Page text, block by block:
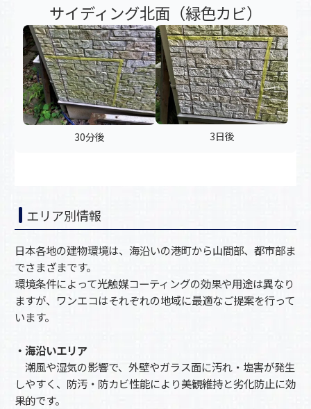
サイディング北面（緑色カビ）
30分後 3日後
エリア別情報
日本各地の建物環境は、海沿いの港町から山間部、都市部ま
でさまざまです。
環境条件によって光触媒コーティングの効果や用途は異なり
ますが、ワンエコはそれぞれの地域に最適なご提案を行って
います。
・海沿いエリア
潮風や湿気の影響で、外壁やガラス面に汚れ・塩害が発生
しやすく、防汚・防カビ性能により美観維持と劣化防止に効
果的です。